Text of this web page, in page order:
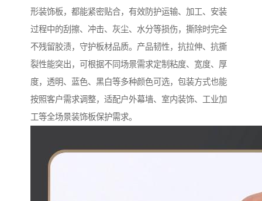
形装饰板，都能紧密贴合，有效防护运输、加工、安装
过程中的刮擦、冲击、灰尘、水分等损伤，撕除时完全
不残留胶渍，守护板材品质。产品韧性，抗拉伸、抗撕
裂性能突出，可根据不同场景需求定制粘度、宽度、厚
度，透明、蓝色、黑白等多种颜色可选，包装方式也能
按照客户需求调整，适配户外幕墙、室内装饰、工业加
工等全场景装饰板保护需求。